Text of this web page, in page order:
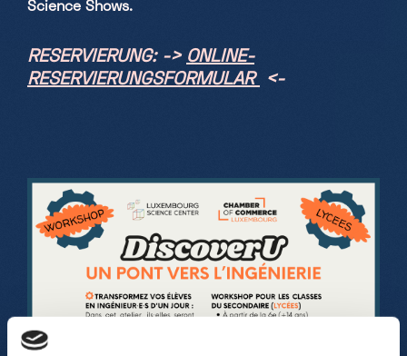
Science Shows.
RESERVIERUNG: -> ONLINE-
RESERVIERUNGSFORMULAR
<-